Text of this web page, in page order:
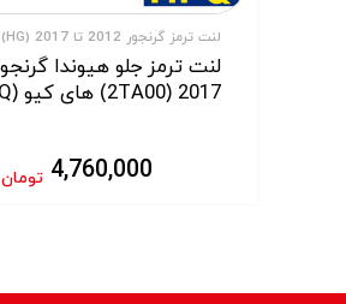
لنت ترمز گرنجور 2012 تا 2017 (HG)
2017 (2TA00) های کیو (HiQ)
4,760,000 تومان